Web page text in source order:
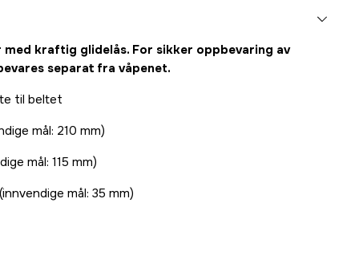
kraftig glidelås. For sikker oppbevaring av
separat fra våpenet.
til beltet
mål: 210 mm)
mål: 115 mm)
mål: 35 mm)